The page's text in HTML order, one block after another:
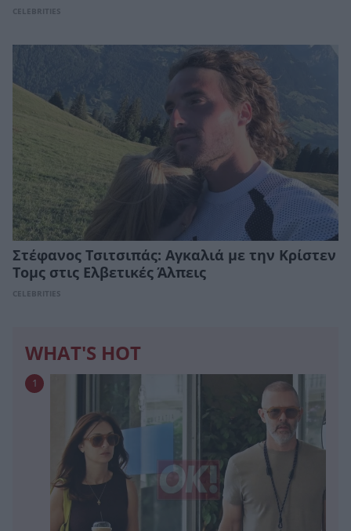
CELEBRITIES
Στέφανος Τσιτσιπάς: Αγκαλιά με την Κρίστεν
Τομς στις Ελβετικές Άλπεις
CELEBRITIES
WHAT'S HOT
1